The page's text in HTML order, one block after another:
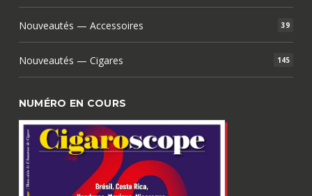
Nouveautés — Accessoires 39
Nouveautés — Cigares 145
NUMÉRO EN COURS